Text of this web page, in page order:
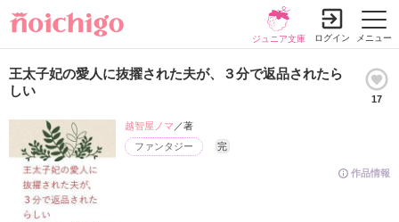
メニュー
ジュニア文庫 ログイン
王太子妃の愛人に抜擢された夫が、３分で返品されたら
しい
17
作品情報
ファンタジー 完
越智屋ノマ ／著